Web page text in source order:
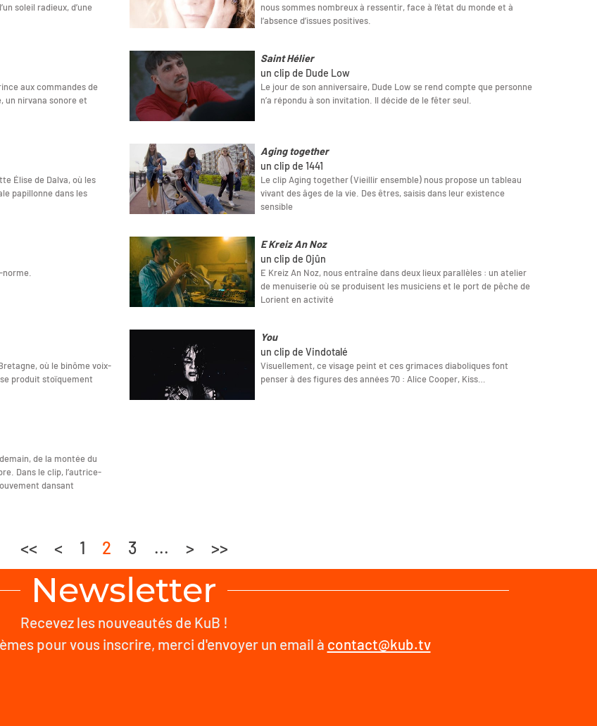
soleil radieux, d’une
nous sommes nombreux à ressentir, face à l’état du monde et à
l’absence d’issues positives.
aux commandes de
un nirvana sonore et
Saint Hélier
un clip de Dude Low
Le jour de son anniversaire, Dude Low se rend compte que personne
n’a répondu à son invitation. Il décide de le fêter seul.
Élise de Dalva, où les
papillonne dans les
Aging together
un clip de 1441
Le clip Aging together (Vieillir ensemble) nous propose un tableau
vivant des âges de la vie. Des êtres, saisis dans leur existence
sensible
E Kreiz An Noz
un clip de Ojûn
E Kreiz An Noz, nous entraîne dans deux lieux parallèles : un atelier
de menuiserie où se produisent les musiciens et le port de pêche de
Lorient en activité
où le binôme voix-
produit stoïquement
You
un clip de Vindotalé
Visuellement, ce visage peint et ces grimaces diaboliques font
penser à des figures des années 70 : Alice Cooper, Kiss…
de la montée du
Dans le clip, l’autrice-
dansant
<< < 1 2 3 ... > >>
Newsletter
Recevez les nouveautés de KuB !
pour vous inscrire, merci d'envoyer un email à contact@kub.tv